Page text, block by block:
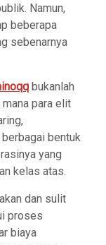
Namun,
beberapa
sebenarnya
bukanlah
para elit
bentuk
yang
kelas atas.
dan sulit
proses
biaya